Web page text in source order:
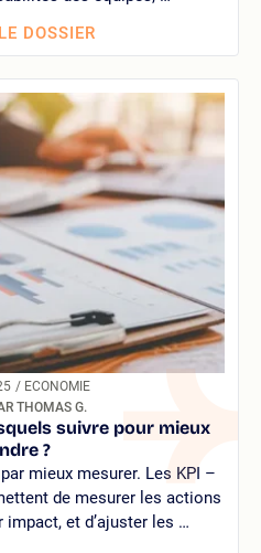
DOSSIER
/ ECONOMIE
THOMAS G.
suivre pour mieux
?
mieux mesurer. Les KPI –
de mesurer les actions
impact, et d’ajuster les …